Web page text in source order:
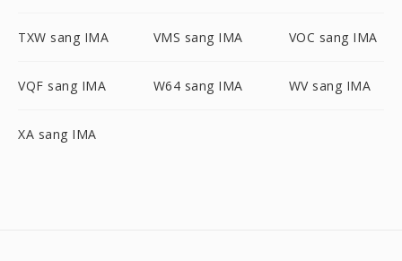
TXW sang IMA VMS sang IMA VOC sang IMA
VQF sang IMA W64 sang IMA WV sang IMA
XA sang IMA